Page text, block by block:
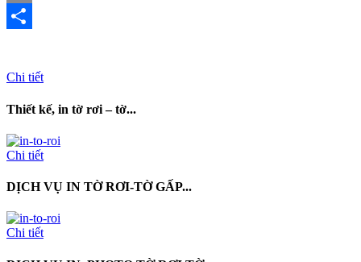
Email
Chi tiết
Thiết kế, in tờ rơi – tờ...
Chi tiết
DỊCH VỤ IN TỜ RƠI-TỜ GẤP...
Chi tiết